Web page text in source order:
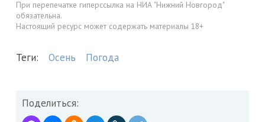
При перепечатке гиперссылка на НИА "Нижний Новгород"
обязательна.
Настоящий ресурс может содержать материалы 18+
Теги: Осень Погода
Поделиться: